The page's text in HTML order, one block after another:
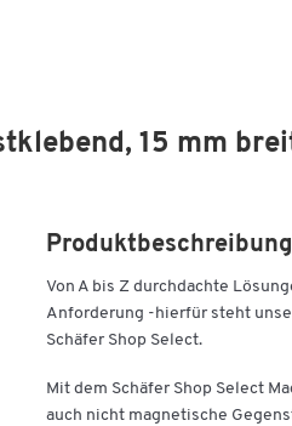
15 mm
Produktbeschreibung
Von A bis Z durchdachte
Anforderung -hierfür steht
Schäfer Shop Select.
Mit dem Schäfer Shop Select
auch nicht magnetische